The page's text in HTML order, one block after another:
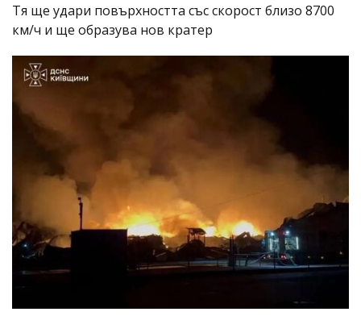
Тя ще удари повърхността със скорост близо 8700
км/ч и ще образува нов кратер